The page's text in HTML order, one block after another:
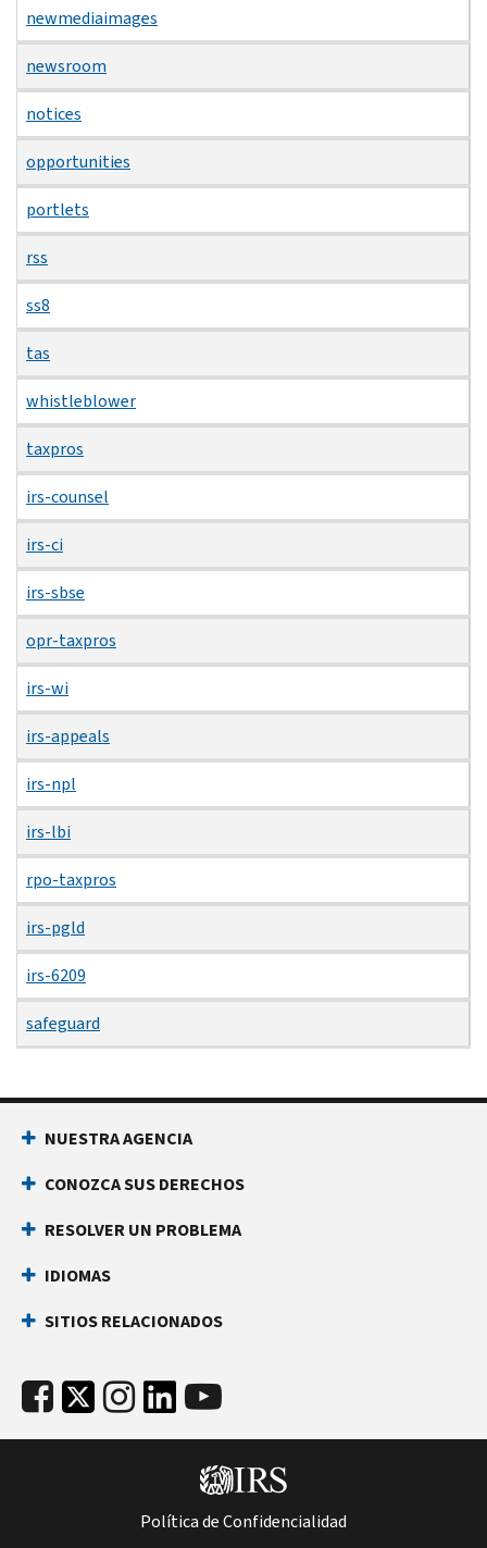
newmediaimages
newsroom
notices
opportunities
portlets
rss
ss8
tas
whistleblower
taxpros
irs-counsel
irs-ci
irs-sbse
opr-taxpros
irs-wi
irs-appeals
irs-npl
irs-lbi
rpo-taxpros
irs-pgld
irs-6209
safeguard
NUESTRA AGENCIA
CONOZCA SUS DERECHOS
RESOLVER UN PROBLEMA
IDIOMAS
SITIOS RELACIONADOS
Política de Confidencialidad